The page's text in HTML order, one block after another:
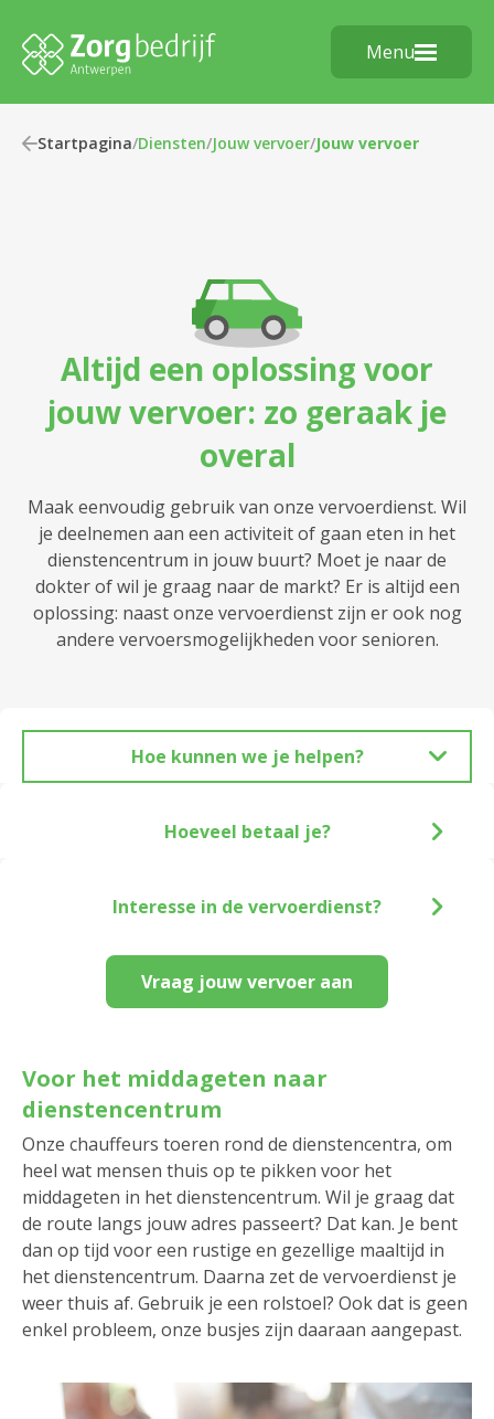
Menu
Startpagina/Diensten/Jouw vervoer/Jouw vervoer
Altijd een oplossing voor
jouw vervoer: zo geraak je
overal
Maak eenvoudig gebruik van onze vervoerdienst. Wil
je deelnemen aan een activiteit of gaan eten in het
dienstencentrum in jouw buurt? Moet je naar de
dokter of wil je graag naar de markt? Er is altijd een
oplossing: naast onze vervoerdienst zijn er ook nog
andere vervoersmogelijkheden voor senioren.
Hoe kunnen we je helpen?
Vraag jouw vervoer aan
Voor het middageten naar
dienstencentrum
Onze chauffeurs toeren rond de dienstencentra, om
heel wat mensen thuis op te pikken voor het
middageten in het dienstencentrum. Wil je graag dat
de route langs jouw adres passeert? Dat kan. Je bent
dan op tijd voor een rustige en gezellige maaltijd in
het dienstencentrum. Daarna zet de vervoerdienst je
weer thuis af. Gebruik je een rolstoel? Ook dat is geen
enkel probleem, onze busjes zijn daaraan aangepast.
Hoeveel betaal je?
Interesse in de vervoerdienst?